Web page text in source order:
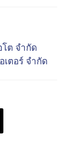
โต จำกัด
ตอร์ จำกัด